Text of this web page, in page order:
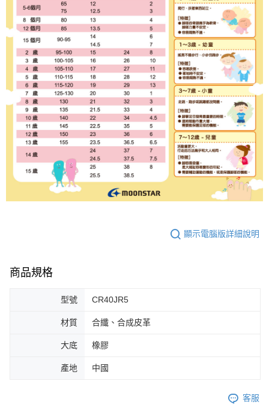
顯示電腦版詳細說明
商品規格
型號 CR40JR5
材質 合纖、合成皮革
大底 橡膠
產地 中國
客服